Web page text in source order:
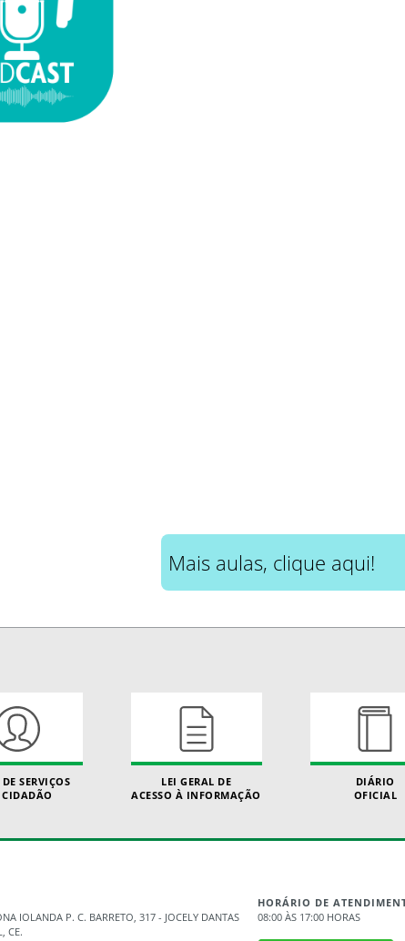
Mais aulas, clique aqui!
SERVIÇOS
CIDADÃO
LEI GERAL DE
ACESSO À INFORMAÇÃO
DIÁRIO
OFICIAL
IOLANDA P. C. BARRETO, 317 - JOCELY DANTAS
CE.
HORÁRIO DE
08:00 ÀS 17:00 HORAS